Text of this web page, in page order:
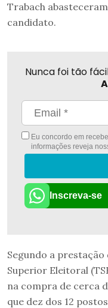
Trabach
candidato.
Nunca foi tão
Eu concordo em
informações reveja
Inscreva-se
Segundo a
Superior Eleitoral
na compra de cerca
que dez dos 12